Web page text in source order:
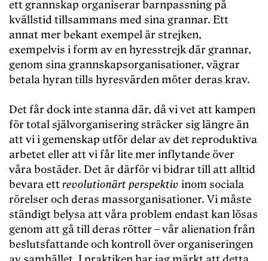
ett grannskap organiserar barnpassning på
kvällstid tillsammans med sina grannar. Ett
annat mer bekant exempel är strejken,
exempelvis i form av en hyresstrejk där grannar,
genom sina grannskapsorganisationer, vägrar
betala hyran tills hyresvärden möter deras krav.
Det får dock inte stanna där, då vi vet att kampen
för total självorganisering sträcker sig längre än
att vi i gemenskap utför delar av det reproduktiva
arbetet eller att vi får lite mer inflytande över
våra bostäder. Det är därför vi bidrar till att alltid
bevara ettrevolutionärt perspektiv inom sociala
rörelser och deras massorganisationer. Vi måste
ständigt belysa att våra problem endast kan lösas
genom att gå till deras rötter – vår alienation från
beslutsfattande och kontroll över organiseringen